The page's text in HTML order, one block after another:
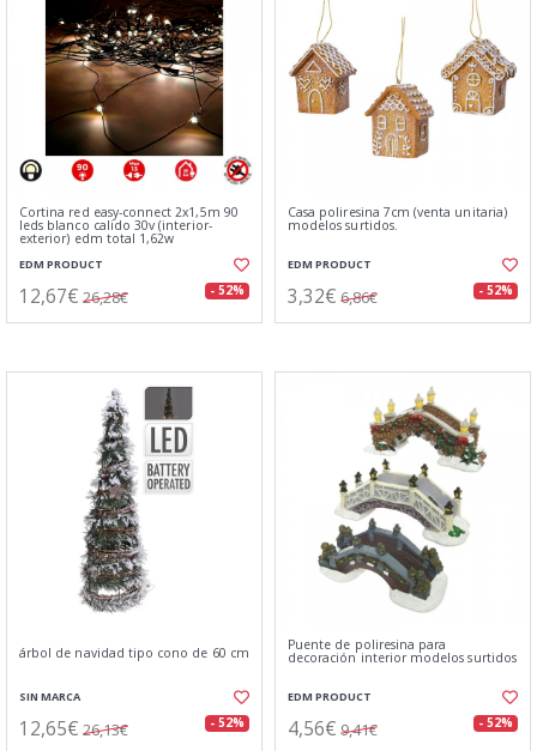
Cortina red easy-connect 2x1,5m 90
leds blanco calido 30v (interior-
exterior) edm total 1,62w
EDM PRODUCT
12,67€ 26,28€ - 52%
Casa poliresina 7cm (venta unitaria)
modelos surtidos.
EDM PRODUCT
3,32€ 6,86€ - 52%
árbol de navidad tipo cono de 60 cm
SIN MARCA
12,65€ 26,13€ - 52%
Puente de poliresina para
decoración interior modelos surtidos
EDM PRODUCT
4,56€ 9,41€ - 52%